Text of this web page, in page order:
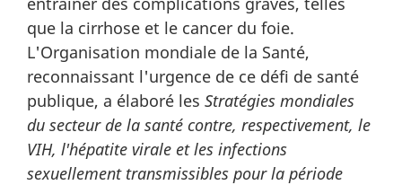
que la cirrhose et le cancer du foie.
L'Organisation mondiale de la Santé,
reconnaissant l'urgence de ce défi de santé
publique, a élaboré les Stratégies mondiales
du secteur de la santé contre, respectivement, le
VIH, l'hépatite virale et les infections
sexuellement transmissibles pour la période